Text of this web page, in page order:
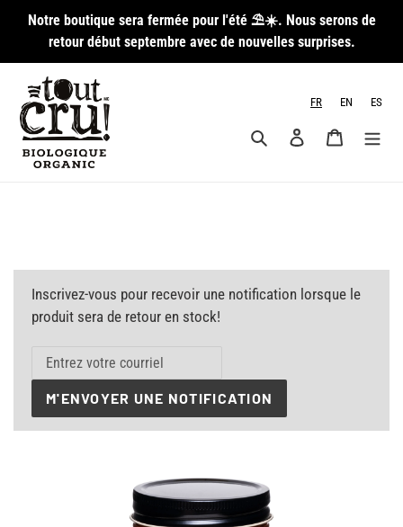
Passer
contenu
Notre boutique sera fermée pour l'été ⛱️☀️. Nous serons de
retour début septembre avec de nouvelles surprises.
FR EN ES
RechercherSe connecter
Panier
Inscrivez-vous pour recevoir une notification lorsque le
produit sera de retour en stock!
M'ENVOYER UNE NOTIFICATION